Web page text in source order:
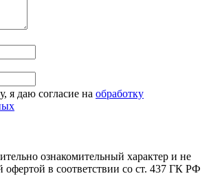
я даю согласие на обработку
ознакомительный характер и не
офертой в соответствии со ст. 437 ГК РФ